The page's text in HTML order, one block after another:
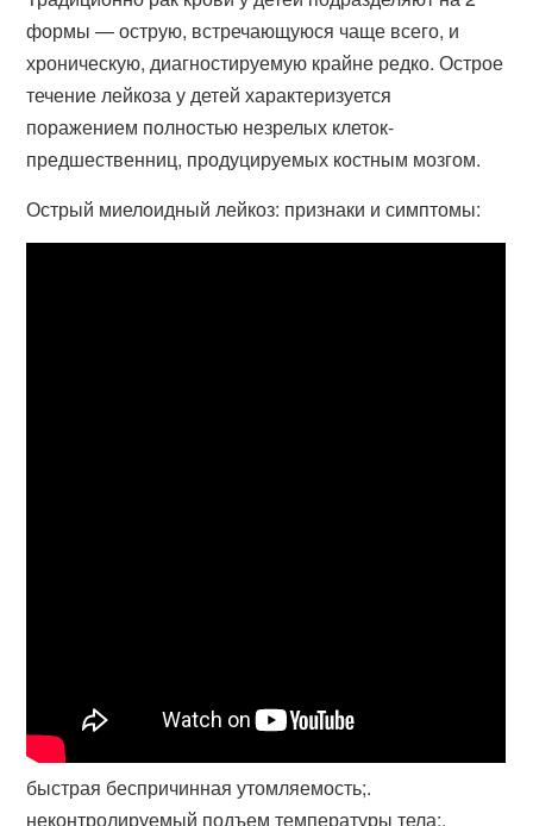
формы — острую, встречающуюся чаще всего, и
хроническую, диагностируемую крайне редко. Острое
течение лейкоза у детей характеризуется
поражением полностью незрелых клеток-
предшественниц, продуцируемых костным мозгом.
Острый миелоидный лейкоз: признаки и симптомы:
быстрая беспричинная утомляемость;.
неконтролируемый подъем температуры тела;.